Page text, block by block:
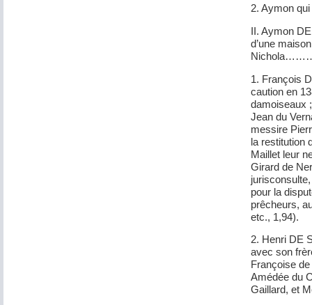
2. Aymon
II. Aymon
d’une
1. François
caution en
damoiseaux
Jean du
messire
la restitution
Maillet leur
Girard de
pour la
prêcheurs,
etc., 1,94).
2. Henri DE
avec son
Françoise
Amédée du
Gaillard, et